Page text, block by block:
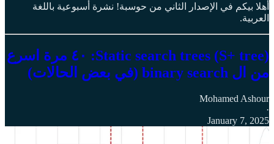
أهلا بيكم في الإصدار الثاني من حوسبة! نشرة أسبوعية باللغة
العربية.
Static search trees (S+ tree): ٤٠ مرة اسرع
من ال binary search (في بعض الحالات)
Mohamed Ashour
·
January 7, 2025